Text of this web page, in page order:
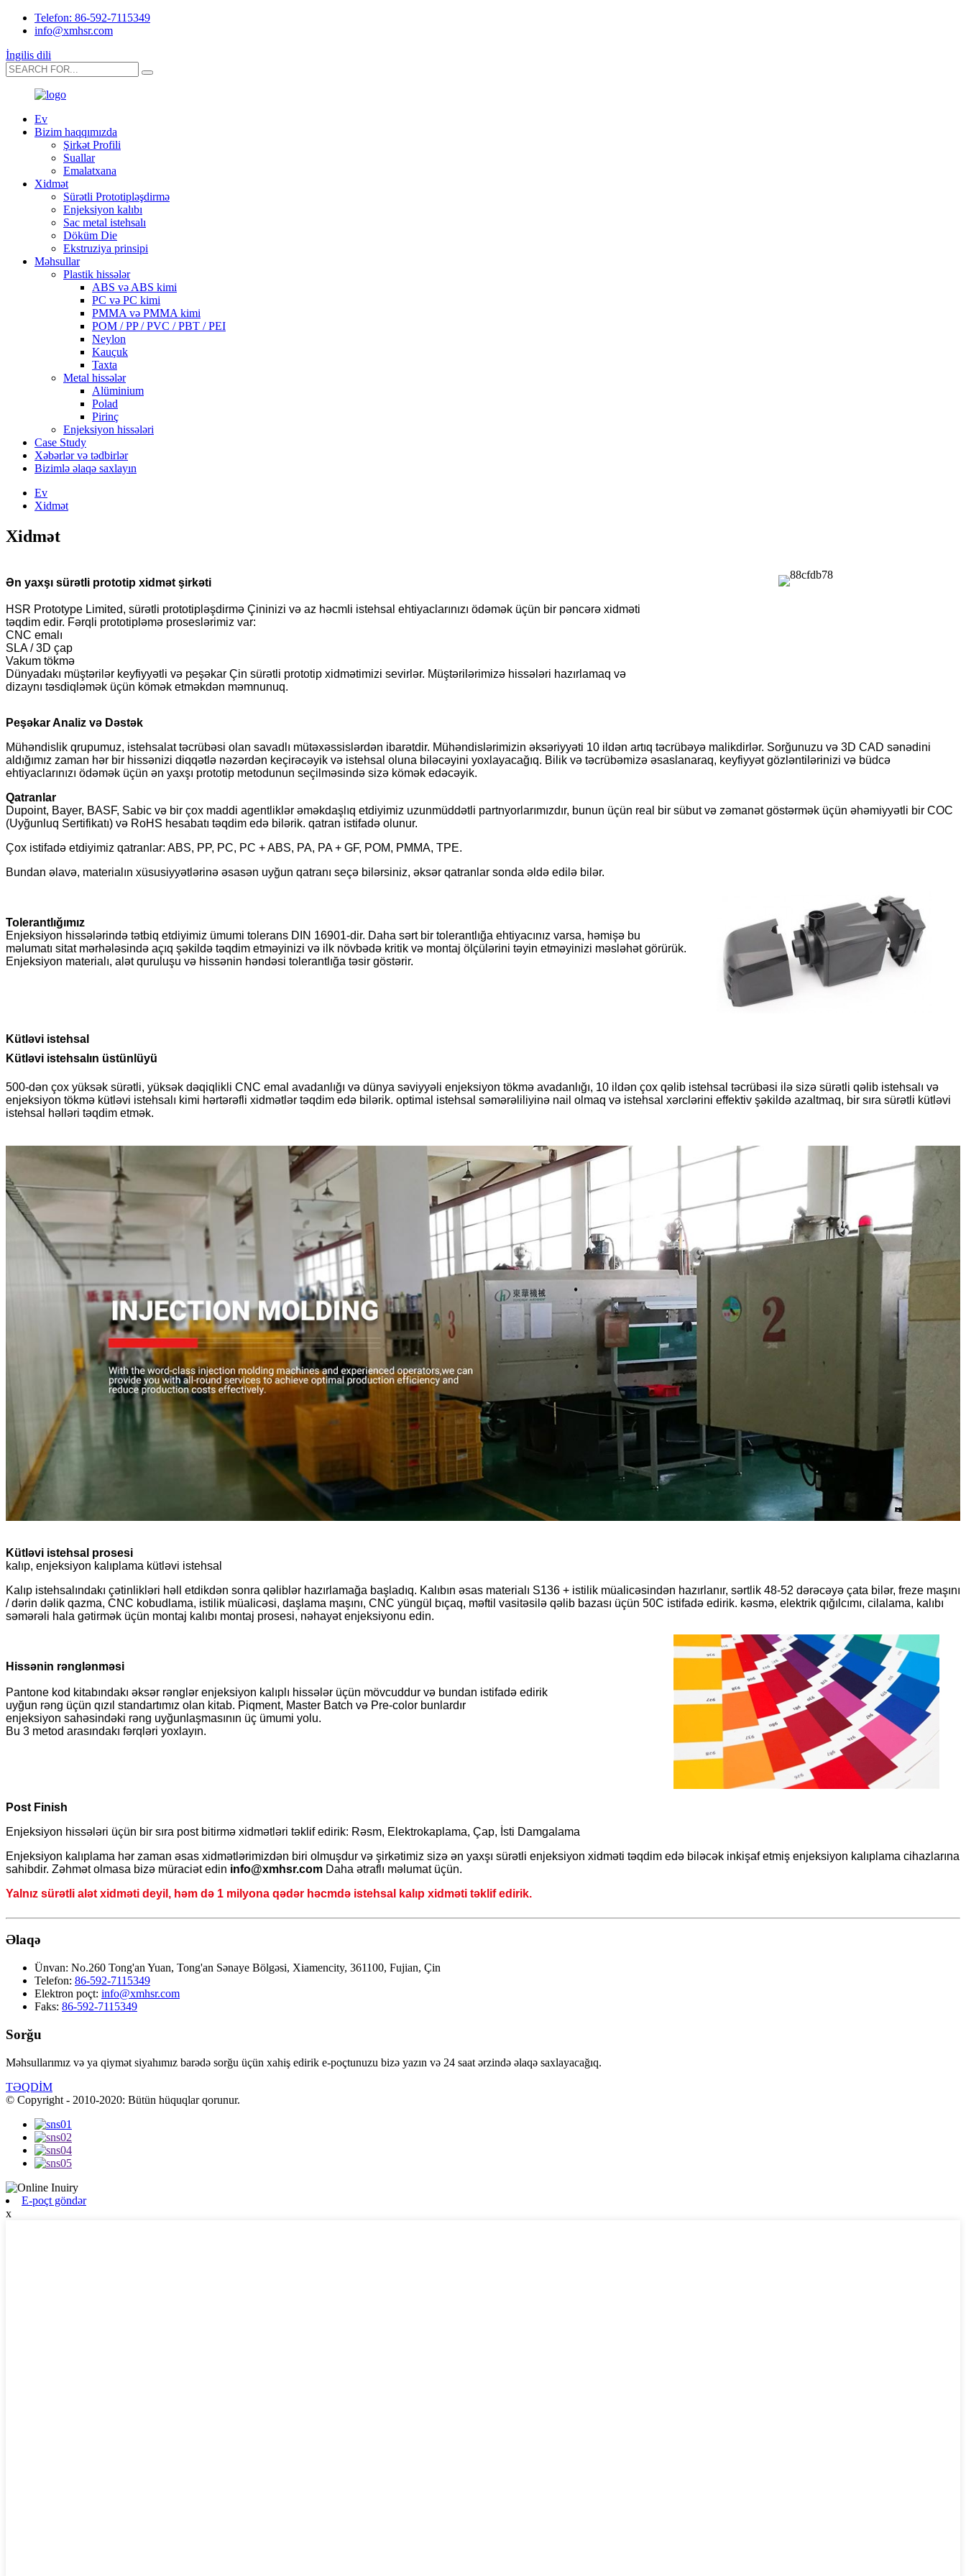
Telefon: 86-592-7115349
info@xmhsr.com
İngilis dili
Ev
Bizim haqqımızda
Şirkət Profili
Suallar
Emalatxana
Xidmət
Sürətli Prototipləşdirmə
Enjeksiyon kalıbı
Sac metal istehsalı
Döküm Die
Ekstruziya prinsipi
Məhsullar
Plastik hissələr
ABS və ABS kimi
PC və PC kimi
PMMA və PMMA kimi
POM / PP / PVC / PBT / PEI
Neylon
Kauçuk
Taxta
Metal hissələr
Alüminium
Polad
Pirinç
Enjeksiyon hissələri
Case Study
Xəbərlər və tədbirlər
Bizimlə əlaqə saxlayın
Ev
Xidmət
Xidmət
Ən yaxşı sürətli prototip xidmət şirkəti
HSR Prototype Limited, sürətli prototipləşdirmə Çininizi və az həcmli istehsal ehtiyaclarınızı ödəmək üçün bir pəncərə xidməti
təqdim edir. Fərqli prototipləmə proseslərimiz var:
CNC emalı
SLA / 3D çap
Vakum tökmə
Dünyadakı müştərilər keyfiyyətli və peşəkar Çin sürətli prototip xidmətimizi sevirlər. Müştərilərimizə hissələri hazırlamaq və
dizaynı təsdiqləmək üçün kömək etməkdən məmnunuq.
Peşəkar Analiz və Dəstək
Mühəndislik qrupumuz, istehsalat təcrübəsi olan savadlı mütəxəssislərdən ibarətdir. Mühəndislərimizin əksəriyyəti 10 ildən artıq təcrübəyə malikdirlər. Sorğunuzu və 3D CAD sənədini
aldığımız zaman hər bir hissənizi diqqətlə nəzərdən keçirəcəyik və istehsal oluna biləcəyini yoxlayacağıq. Bilik və təcrübəmizə əsaslanaraq, keyfiyyət gözləntilərinizi və büdcə
ehtiyaclarınızı ödəmək üçün ən yaxşı prototip metodunun seçilməsində sizə kömək edəcəyik.
Qatranlar
Dupoint, Bayer, BASF, Sabic və bir çox maddi agentliklər əməkdaşlıq etdiyimiz uzunmüddətli partnyorlarımızdır, bunun üçün real bir sübut və zəmanət göstərmək üçün əhəmiyyətli bir COC
(Uyğunluq Sertifikatı) və RoHS hesabatı təqdim edə bilərik. qatran istifadə olunur.
Çox istifadə etdiyimiz qatranlar: ABS, PP, PC, PC + ABS, PA, PA + GF, POM, PMMA, TPE.
Bundan əlavə, materialın xüsusiyyətlərinə əsasən uyğun qatranı seçə bilərsiniz, əksər qatranlar sonda əldə edilə bilər.
Tolerantlığımız
Enjeksiyon hissələrində tətbiq etdiyimiz ümumi tolerans DIN 16901-dir. Daha sərt bir tolerantlığa ehtiyacınız varsa, həmişə bu
məlumatı sitat mərhələsində açıq şəkildə təqdim etməyinizi və ilk növbədə kritik və montaj ölçülərini təyin etməyinizi məsləhət görürük.
Enjeksiyon materialı, alət quruluşu və hissənin həndəsi tolerantlığa təsir göstərir.
Kütləvi istehsal
Kütləvi istehsalın üstünlüyü
500-dən çox yüksək sürətli, yüksək dəqiqlikli CNC emal avadanlığı və dünya səviyyəli enjeksiyon tökmə avadanlığı, 10 ildən çox qəlib istehsal təcrübəsi ilə sizə sürətli qəlib istehsalı və
enjeksiyon tökmə kütləvi istehsalı kimi hərtərəfli xidmətlər təqdim edə bilərik. optimal istehsal səmərəliliyinə nail olmaq və istehsal xərclərini effektiv şəkildə azaltmaq, bir sıra sürətli kütləvi
istehsal həlləri təqdim etmək.
Kütləvi istehsal prosesi
kalıp, enjeksiyon kalıplama kütləvi istehsal
Kalıp istehsalındakı çətinlikləri həll etdikdən sonra qəliblər hazırlamağa başladıq. Kalıbın əsas materialı S136 + istilik müalicəsindən hazırlanır, sərtlik 48-52 dərəcəyə çata bilər, freze maşını
/ dərin dəlik qazma, CNC kobudlama, istilik müalicəsi, daşlama maşını, CNC yüngül bıçaq, məftil vasitəsilə qəlib bazası üçün 50C istifadə edirik. kəsmə, elektrik qığılcımı, cilalama, kalıbı
səmərəli hala gətirmək üçün montaj kalıbı montaj prosesi, nəhayət enjeksiyonu edin.
Hissənin rənglənməsi
Pantone kod kitabındakı əksər rənglər enjeksiyon kalıplı hissələr üçün mövcuddur və bundan istifadə edirik
uyğun rəng üçün qızıl standartımız olan kitab. Piqment, Master Batch və Pre-color bunlardır
enjeksiyon sahəsindəki rəng uyğunlaşmasının üç ümumi yolu.
Bu 3 metod arasındakı fərqləri yoxlayın.
Post Finish
Enjeksiyon hissələri üçün bir sıra post bitirmə xidmətləri təklif edirik: Rəsm, Elektrokaplama, Çap, İsti Damgalama
Enjeksiyon kalıplama hər zaman əsas xidmətlərimizdən biri olmuşdur və şirkətimiz sizə ən yaxşı sürətli enjeksiyon xidməti təqdim edə biləcək inkişaf etmiş enjeksiyon kalıplama cihazlarına
sahibdir. Zəhmət olmasa bizə müraciət edin info@xmhsr.com Daha ətraflı məlumat üçün.
Yalnız sürətli alət xidməti deyil, həm də 1 milyona qədər həcmdə istehsal kalıp xidməti təklif edirik.
Əlaqə
Ünvan: No.260 Tong'an Yuan, Tong'an Sənaye Bölgəsi, Xiamencity, 361100, Fujian, Çin
Telefon: 86-592-7115349
Elektron poçt: info@xmhsr.com
Faks: 86-592-7115349
Sorğu
Məhsullarımız və ya qiymət siyahımız barədə sorğu üçün xahiş edirik e-poçtunuzu bizə yazın və 24 saat ərzində əlaqə saxlayacağıq.
TƏQDİM
© Copyright - 2010-2020: Bütün hüquqlar qorunur.
E-poçt göndər
x